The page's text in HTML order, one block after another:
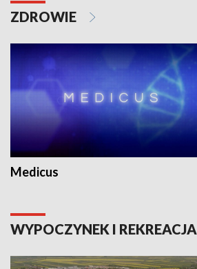
ZDROWIE
Medicus
WYPOCZYNEK I REKREACJA